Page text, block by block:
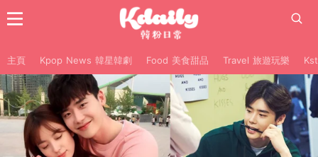
主頁 Kpop News 韓星韓劇 Food 美食甜品 Travel 旅遊玩樂